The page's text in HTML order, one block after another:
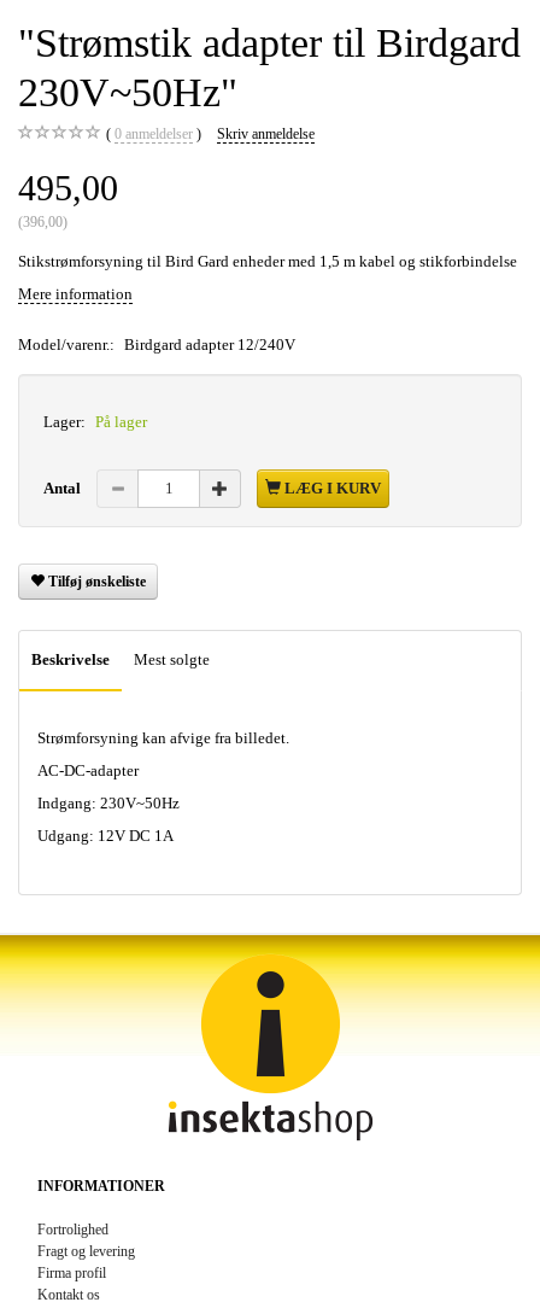
"Strømstik adapter til Birdgard
230V~50Hz"
0 anmeldelser Skriv anmeldelse
495,00
(396,00)
Stikstrømforsyning til Bird Gard enheder med 1,5 m kabel og stikforbindelse
Mere information
Model/varenr.: Birdgard adapter 12/240V
Lager: På lager
Antal LÆG I KURV
Tilføj ønskeliste
Beskrivelse Mest solgte
Strømforsyning kan afvige fra billedet.
AC-DC-adapter
Indgang: 230V~50Hz
Udgang: 12V DC 1A
INFORMATIONER
Fortrolighed
Fragt og levering
Firma profil
Kontakt os